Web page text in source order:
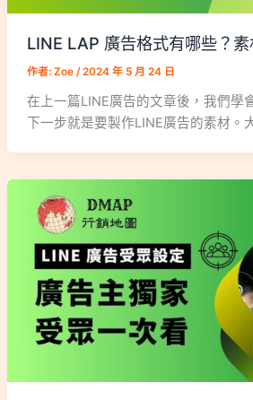
LINE LAP 廣告格式有哪些？素
作者: Zoe /2024 年 5 月 24 日
在上一篇LINE廣告的文章後，我們學
下一步就是要製作LINE廣告的素材。